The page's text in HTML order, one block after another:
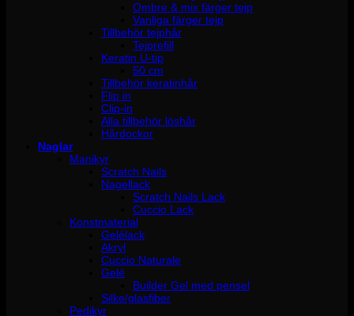
Ombre & mix färger tejp
Vanliga färger tejp
Tillbehör tejphår
Tejprefill
Keratin U-tip
50 cm
Tillbehör keratinhår
Flip in
Clip-in
Alla tillbehör löshår
Hårdockor
Naglar
Manikyr
Scratch Nails
Nagellack
Scratch Nails Lack
Cuccio Lack
Konstmaterial
Gelélack
Akryl
Cuccio Naturale
Gelé
Builder Gel med pensel
Silke/glasfiber
Pedikyr